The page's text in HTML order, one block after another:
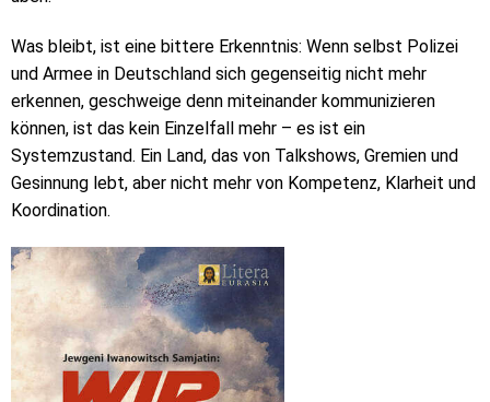
Was bleibt, ist eine bittere Erkenntnis: Wenn selbst Polizei
und Armee in Deutschland sich gegenseitig nicht mehr
erkennen, geschweige denn miteinander kommunizieren
können, ist das kein Einzelfall mehr – es ist ein
Systemzustand. Ein Land, das von Talkshows, Gremien und
Gesinnung lebt, aber nicht mehr von Kompetenz, Klarheit und
Koordination.